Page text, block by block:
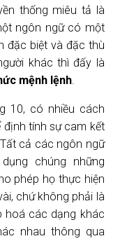
thống miêu tả là
ngôn ngữ có một
đặc biệt và đặc thù
khác thì đấy là
mệnh lệnh
10, có nhiều cách
tính sự cam kết
cả các ngôn ngữ
chúng những
phép họ thực hiện
chứ không phải là
hoá các dạng khác
nhau thông qua